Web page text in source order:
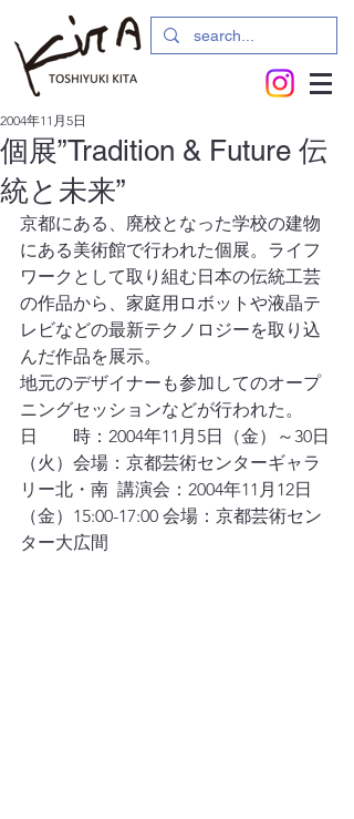
個展”Tradition & Future 伝
統と未来”
2004年11月5日
京都にある、廃校となった学校の建物
にある美術館で行われた個展。ライフ
ワークとして取り組む日本の伝統工芸
の作品から、家庭用ロボットや液晶テ
レビなどの最新テクノロジーを取り込
んだ作品を展示。
地元のデザイナーも参加してのオープ
ニングセッションなどが行われた。
日　　時：2004年11月5日（金）～30日
（火）会場：京都芸術センターギャラ
リー北・南  講演会：2004年11月12日
（金）15:00-17:00 会場：京都芸術セン
ター大広間